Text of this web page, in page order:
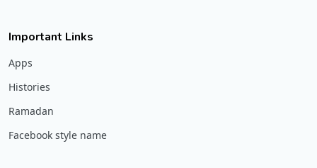
Important Links
Apps
Histories
Ramadan
Facebook style name